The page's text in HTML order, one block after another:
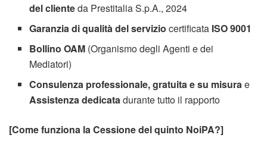
del clienteda Prestitalia S.p.A., 2024
Garanzia di qualità del servizio certificata ISO 9001
Bollino OAM (Organismo degli Agenti e dei
Mediatori)
Consulenza professionale, gratuita e su misurae
Assistenza dedicatadurante tutto il rapporto
[Come funziona la Cessione del quinto NoiPA?]